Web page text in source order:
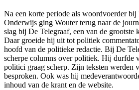
Na een korte periode als woordvoerder bij
Onderwijs ging Wouter terug naar de
slag bij De Telegraaf, een van de grootste
Daar groeide hij uit tot politiek
hoofd van de politieke redactie. Bij De
scherpe columns over politiek. Hij durfde
politici graag scherp. Zijn teksten werden
besproken. Ook was hij
inhoud van de krant en de website.